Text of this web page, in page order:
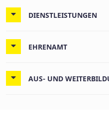
DIENSTLEISTUNGEN
EHRENAMT
AUS- UND